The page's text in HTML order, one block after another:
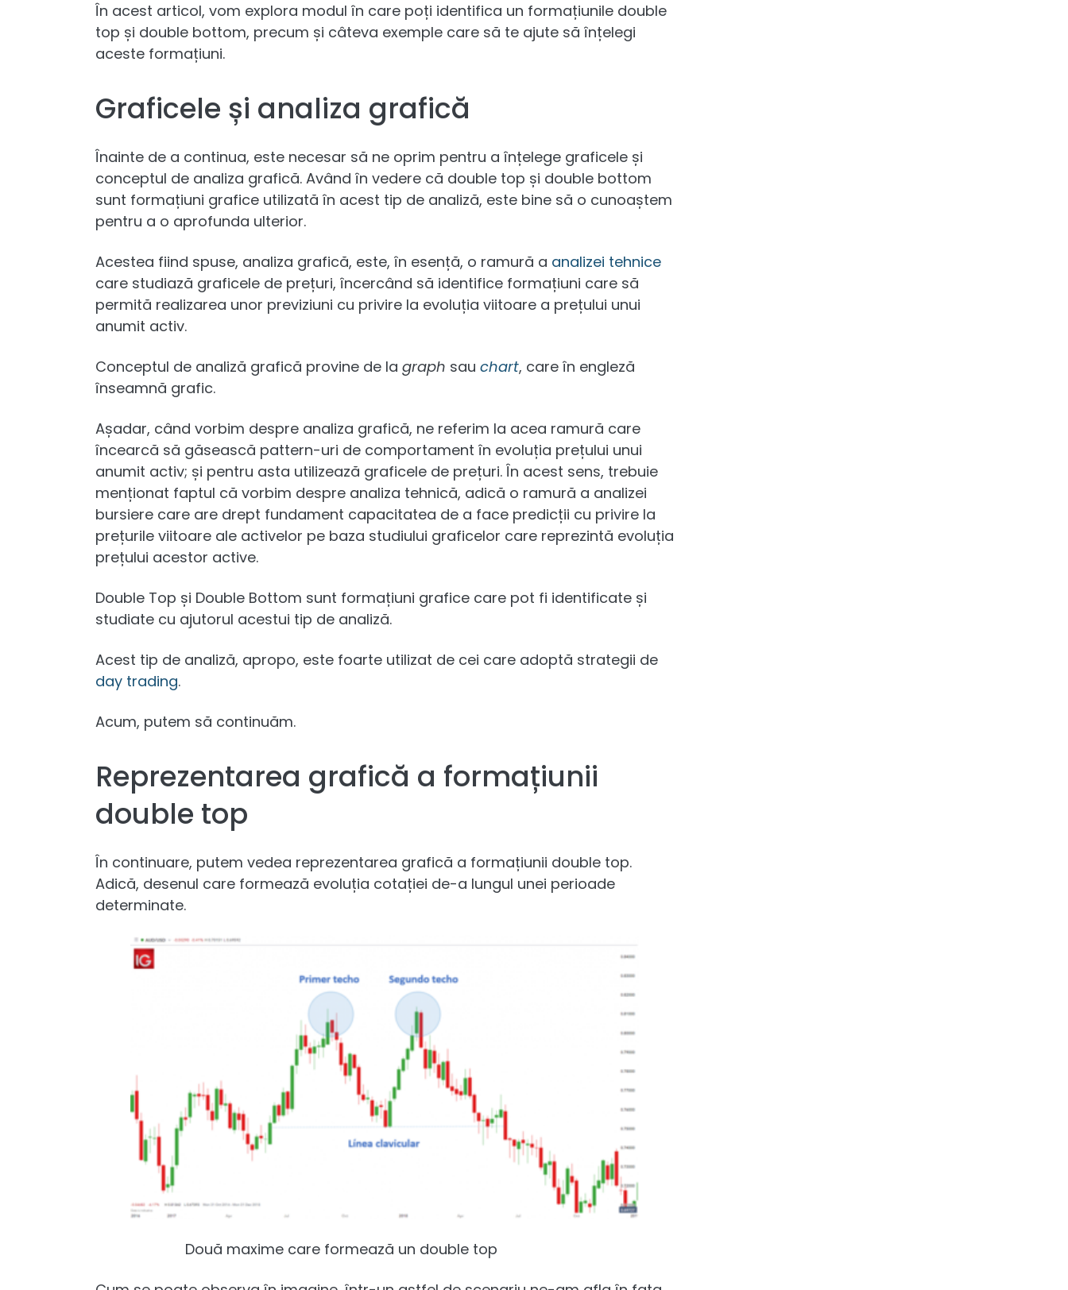
În acest articol, vom explora modul în care poți identifica un formațiunile double
top și double bottom, precum și câteva exemple care să te ajute să înțelegi
aceste formațiuni.
Graficele și analiza grafică
Înainte de a continua, este necesar să ne oprim pentru a înțelege graficele și
conceptul de analiza grafică. Având în vedere că double top și double bottom
sunt formațiuni grafice utilizată în acest tip de analiză, este bine să o cunoaștem
pentru a o aprofunda ulterior.
Acestea fiind spuse, analiza grafică, este, în esență, o ramură a analizei tehnice
care studiază graficele de prețuri, încercând să identifice formațiuni care să
permită realizarea unor previziuni cu privire la evoluția viitoare a prețului unui
anumit activ.
Conceptul de analiză grafică provine de la graph sau chart, care în engleză
înseamnă grafic.
Așadar, când vorbim despre analiza grafică, ne referim la acea ramură care
încearcă să găsească pattern-uri de comportament în evoluția prețului unui
anumit activ; și pentru asta utilizează graficele de prețuri. În acest sens, trebuie
menționat faptul că vorbim despre analiza tehnică, adică o ramură a analizei
bursiere care are drept fundament capacitatea de a face predicții cu privire la
prețurile viitoare ale activelor pe baza studiului graficelor care reprezintă evoluția
prețului acestor active.
Double Top și Double Bottom sunt formațiuni grafice care pot fi identificate și
studiate cu ajutorul acestui tip de analiză.
Acest tip de analiză, apropo, este foarte utilizat de cei care adoptă strategii de
day trading.
Acum, putem să continuăm.
Reprezentarea grafică a formațiunii
double top
În continuare, putem vedea reprezentarea grafică a formațiunii double top.
Adică, desenul care formează evoluția cotației de-a lungul unei perioade
determinate.
Două maxime care formează un double top